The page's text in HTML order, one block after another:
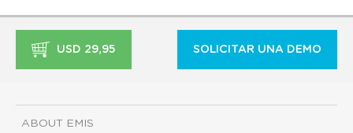
USD 29,95 SOLICITAR UNA DEMO
ABOUT EMIS